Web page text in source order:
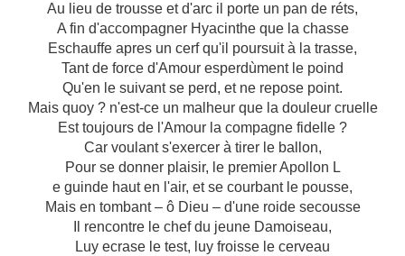
Au lieu de trousse et d'arc il porte un pan de réts,
A fin d'accompagner Hyacinthe que la chasse
Eschauffe apres un cerf qu'il poursuit à la trasse,
Tant de force d'Amour esperdùment le poind
Qu'en le suivant se perd, et ne repose point.
Mais quoy ? n'est-ce un malheur que la douleur cruelle
Est toujours de l'Amour la compagne fidelle ?
Car voulant s'exercer à tirer le ballon,
Pour se donner plaisir, le premier Apollon L
e guinde haut en l'air, et se courbant le pousse,
Mais en tombant – ô Dieu – d'une roide secousse
Il rencontre le chef du jeune Damoiseau,
Luy ecrase le test, luy froisse le cerveau